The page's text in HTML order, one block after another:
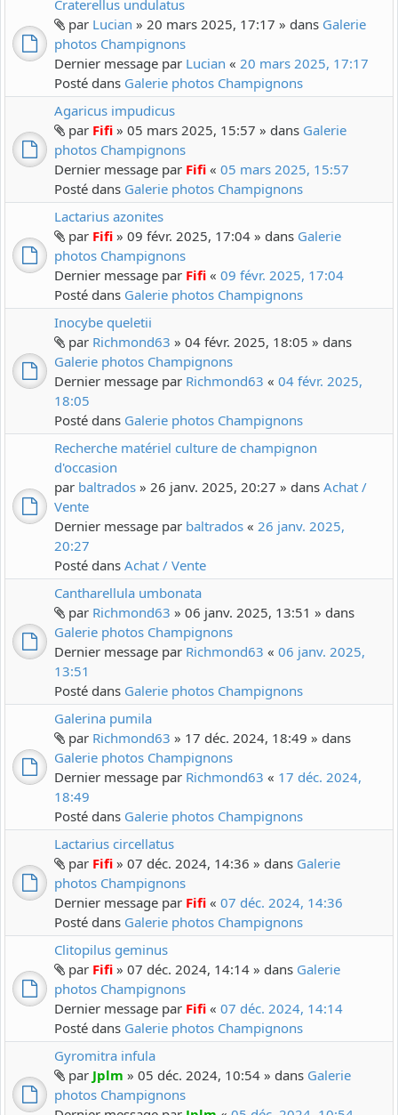
Craterellus undulatus
par Lucian » 20 mars 2025, 17:17 » dans Galerie
photos Champignons
Dernier message par Lucian « 20 mars 2025, 17:17
Posté dans Galerie photos Champignons
Agaricus impudicus
par Fifi » 05 mars 2025, 15:57 » dans Galerie
photos Champignons
Dernier message par Fifi « 05 mars 2025, 15:57
Posté dans Galerie photos Champignons
Lactarius azonites
par Fifi » 09 févr. 2025, 17:04 » dans Galerie
photos Champignons
Dernier message par Fifi « 09 févr. 2025, 17:04
Posté dans Galerie photos Champignons
Inocybe queletii
par Richmond63 » 04 févr. 2025, 18:05 » dans
Galerie photos Champignons
Dernier message par Richmond63 « 04 févr. 2025,
18:05
Posté dans Galerie photos Champignons
Recherche matériel culture de champignon
d'occasion
par baltrados » 26 janv. 2025, 20:27 » dans Achat /
Vente
Dernier message par baltrados « 26 janv. 2025,
20:27
Posté dans Achat / Vente
Cantharellula umbonata
par Richmond63 » 06 janv. 2025, 13:51 » dans
Galerie photos Champignons
Dernier message par Richmond63 « 06 janv. 2025,
13:51
Posté dans Galerie photos Champignons
Galerina pumila
par Richmond63 » 17 déc. 2024, 18:49 » dans
Galerie photos Champignons
Dernier message par Richmond63 « 17 déc. 2024,
18:49
Posté dans Galerie photos Champignons
Lactarius circellatus
par Fifi » 07 déc. 2024, 14:36 » dans Galerie
photos Champignons
Dernier message par Fifi « 07 déc. 2024, 14:36
Posté dans Galerie photos Champignons
Clitopilus geminus
par Fifi » 07 déc. 2024, 14:14 » dans Galerie
photos Champignons
Dernier message par Fifi « 07 déc. 2024, 14:14
Posté dans Galerie photos Champignons
Gyromitra infula
par Jplm » 05 déc. 2024, 10:54 » dans Galerie
photos Champignons